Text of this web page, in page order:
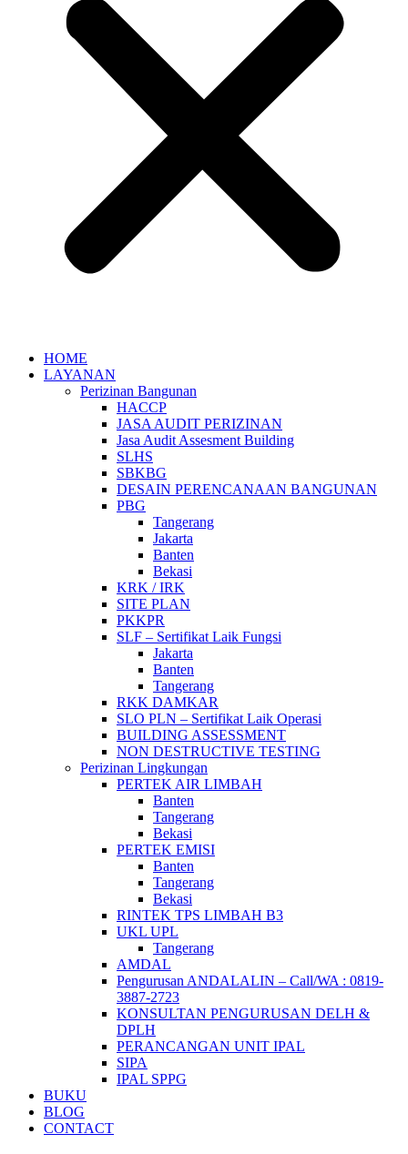
HOME
LAYANAN
Perizinan Bangunan
HACCP
JASA AUDIT PERIZINAN
Jasa Audit Assesment Building
SLHS
SBKBG
DESAIN PERENCANAAN BANGUNAN
PBG
Tangerang
Jakarta
Banten
Bekasi
KRK / IRK
SITE PLAN
PKKPR
SLF – Sertifikat Laik Fungsi
Jakarta
Banten
Tangerang
RKK DAMKAR
SLO PLN – Sertifikat Laik Operasi
BUILDING ASSESSMENT
NON DESTRUCTIVE TESTING
Perizinan Lingkungan
PERTEK AIR LIMBAH
Banten
Tangerang
Bekasi
PERTEK EMISI
Banten
Tangerang
Bekasi
RINTEK TPS LIMBAH B3
UKL UPL
Tangerang
AMDAL
Pengurusan ANDALALIN – Call/WA : 0819-
3887-2723
KONSULTAN PENGURUSAN DELH &
DPLH​
PERANCANGAN UNIT IPAL
SIPA
IPAL SPPG
BUKU
BLOG
CONTACT